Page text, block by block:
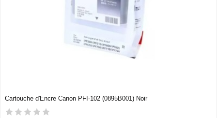
Cartouche d'Encre Canon PFI-102 (0895B001) Noir